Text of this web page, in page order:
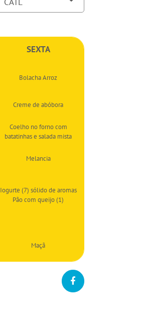
SEXTA
Bolacha Arroz
Creme de abóbora
Coelho no forno com
batatinhas e salada mista
Melancia
Iogurte (7) sólido de aromas
Pão com queijo (1)
Maçã